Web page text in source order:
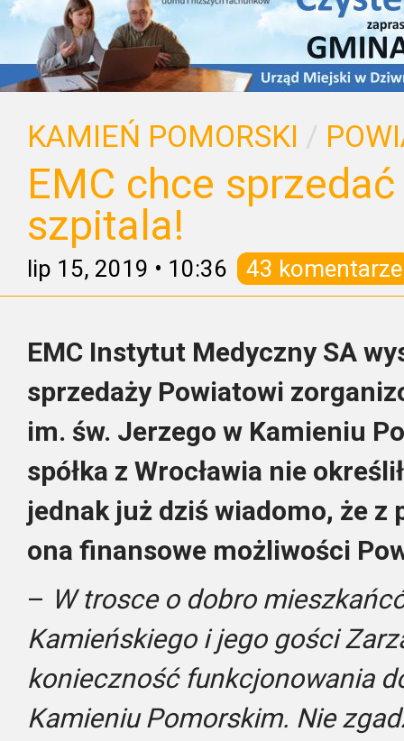
KAMIEŃ POMORSKI /
EMC chce
szpitala!
lip 15, 2019 • 10:36 43 komentarze
EMC Instytut Medyczny SA
sprzedaży Powiatowi
im. św. Jerzego w Kamieniu
spółka z Wrocławia nie
jednak już dziś wiadomo, że z
ona finansowe możliwości
– W trosce o dobro
Kamieńskiego i jego gości
konieczność funkcjonowania
Kamieniu Pomorskim. Nie